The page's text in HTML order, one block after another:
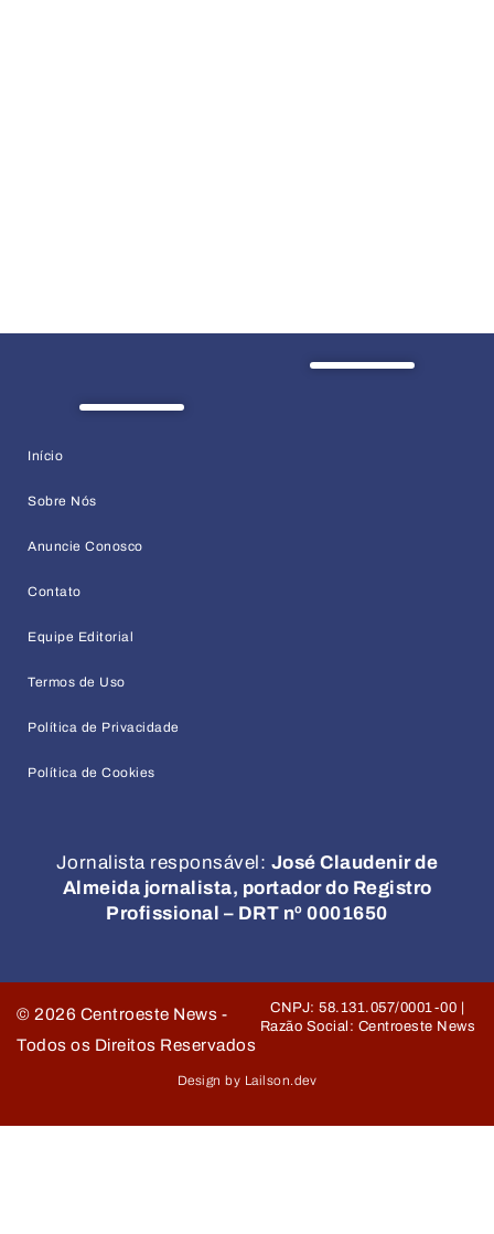
Início
Sobre Nós
Anuncie Conosco
Contato
Equipe Editorial
Termos de Uso
Política de Privacidade
Política de Cookies
Jornalista responsável: José Claudenir de
Almeida jornalista, portador do Registro
Profissional – DRT nº 0001650
© 2026 Centroeste News -
Todos os Direitos Reservados
CNPJ: 58.131.057/0001-00 |
Razão Social: Centroeste News
Design by Lailson.dev